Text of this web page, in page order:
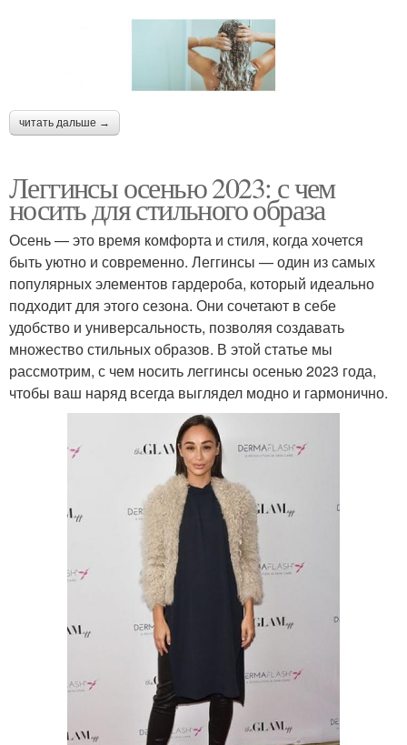
читать дальше →
Леггинсы осенью 2023: с чем
носить для стильного образа
Осень — это время комфорта и стиля, когда хочется
быть уютно и современно. Леггинсы — один из самых
популярных элементов гардероба, который идеально
подходит для этого сезона. Они сочетают в себе
удобство и универсальность, позволяя создавать
множество стильных образов. В этой статье мы
рассмотрим, с чем носить леггинсы осенью 2023 года,
чтобы ваш наряд всегда выглядел модно и гармонично.